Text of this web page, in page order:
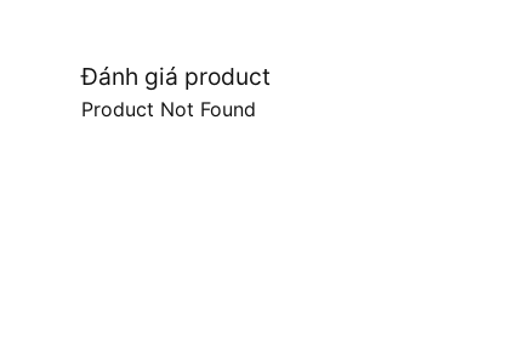
Đánh giá product
Product Not Found